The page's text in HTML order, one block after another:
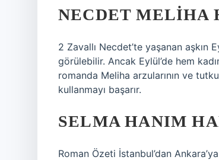
NECDET MELIHA
2 Zavallı Necdet’te yaşanan aşkın
görülebilir. Ancak Eylül’de hem
romanda Meliha arzularının ve
kullanmayı başarır.
SELMA HANIM
Roman Özeti İstanbul’dan